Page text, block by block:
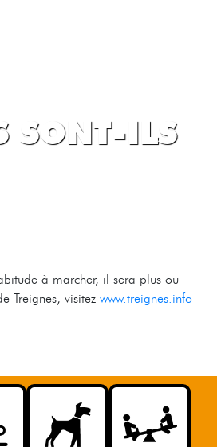
SONT-ILS
à marcher, il sera plus ou
Treignes, visitezwww.treignes.info